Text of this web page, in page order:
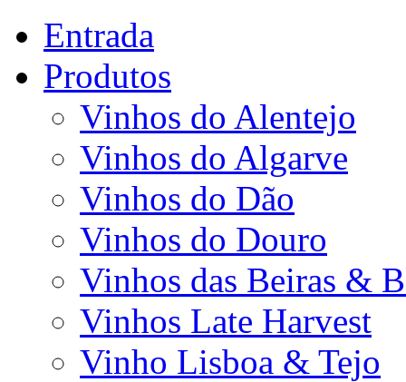
Entrada
Produtos
Vinhos do Alentejo
Vinhos do Algarve
Vinhos do Dão
Vinhos do Douro
Vinhos das Beiras &
Vinhos Late Harvest
Vinho Lisboa & Tejo